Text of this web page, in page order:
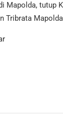
Mapolda, tutup
Tribrata